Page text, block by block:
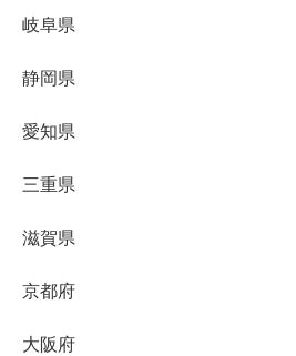
岐阜県
静岡県
愛知県
三重県
滋賀県
京都府
大阪府